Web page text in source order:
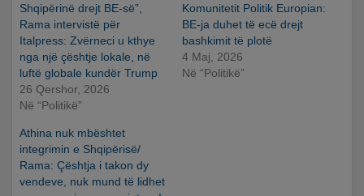
Shqipërinë drejt BE-së”,
Rama intervistë për
Italpress: Zvërneci u kthye
nga një çështje lokale, në
luftë globale kundër Trump
26 Qershor, 2026
Në “Politikë”
Komunitetit Politik Europian:
BE-ja duhet të ecë drejt
bashkimit të plotë
4 Maj, 2026
Në “Politikë”
Athina nuk mbështet
integrimin e Shqipërisë/
Rama: Çështja i takon dy
vendeve, nuk mund të lidhet